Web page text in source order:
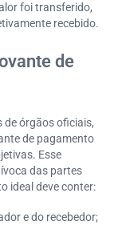
foi transferido,
recebido.
de
de órgãos oficiais,
de pagamento
Esse
das partes
ideal deve conter:
e do recebedor;